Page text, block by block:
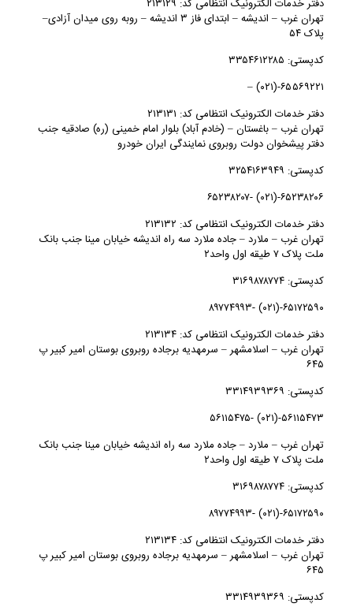
دفتر خدمات الکترونیک انتظامی کد: ۲۱۳۱۲۹
تهران غرب – انديشه – ابتدای فاز ۳ اندیشه – روبه روی میدان آزادی–
پلاک ۵۴
کدپستی: ۳۳۵۴۶۱۲۲۸۵
۶۵۵۶۹۲۲۱-(۰۲۱) –
دفتر خدمات الکترونیک انتظامی کد: ۲۱۳۱۳۱
تهران غرب – باغستان – (خادم آباد) بلوار امام خمینی (ره) صادقیه جنب
دفتر پیشخوان دولت روبروی نمایندگی ایران خودرو
کدپستی: ۳۲۵۴۱۶۳۹۴۹
۶۵۲۳۸۲۰۶-(۰۲۱) -۶۵۲۳۸۲۰۷
دفتر خدمات الکترونیک انتظامی کد: ۲۱۳۱۳۲
تهران غرب – ملارد – جاده ملارد سه راه اندیشه خیابان مینا جنب بانک
ملت پلاک ۷ طیقه اول واحد۲
کدپستی: ۳۱۶۹۸۷۸۷۷۴
۶۵۱۷۲۵۹۰-(۰۲۱) -۸۹۷۷۴۹۹۳
دفتر خدمات الکترونیک انتظامی کد: ۲۱۳۱۳۴
تهران غرب – اسلامشهر – سرمهدیه برجاده روبروی بوستان امیر کبیر پ
۶۴۵
کدپستی: ۳۳۱۴۹۳۹۳۶۹
۵۶۱۱۵۴۷۳-(۰۲۱) -۵۶۱۱۵۴۷۵
تهران غرب – ملارد – جاده ملارد سه راه اندیشه خیابان مینا جنب بانک
ملت پلاک ۷ طیقه اول واحد۲
کدپستی: ۳۱۶۹۸۷۸۷۷۴
۶۵۱۷۲۵۹۰-(۰۲۱) -۸۹۷۷۴۹۹۳
دفتر خدمات الکترونیک انتظامی کد: ۲۱۳۱۳۴
تهران غرب – اسلامشهر – سرمهدیه برجاده روبروی بوستان امیر کبیر پ
۶۴۵
کدپستی: ۳۳۱۴۹۳۹۳۶۹